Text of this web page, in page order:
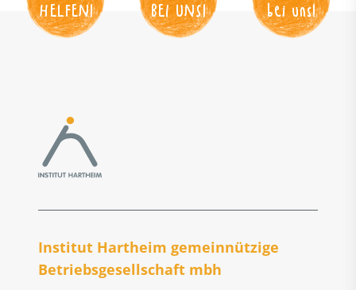
HELFEN!
BEI UNS!
bei uns!
Institut Hartheim gemeinnützige
Betriebs­gesellschaft mbh